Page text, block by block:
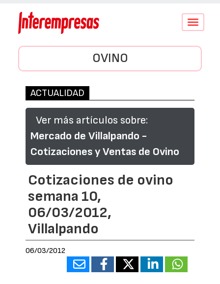
Conmutar
OVINO
ACTUALIDAD
Ver más artículos sobre:
Mercado de Villalpando -
Cotizaciones y Ventas de Ovino
Cotizaciones de ovino
semana 10,
06/03/2012,
Villalpando
06/03/2012